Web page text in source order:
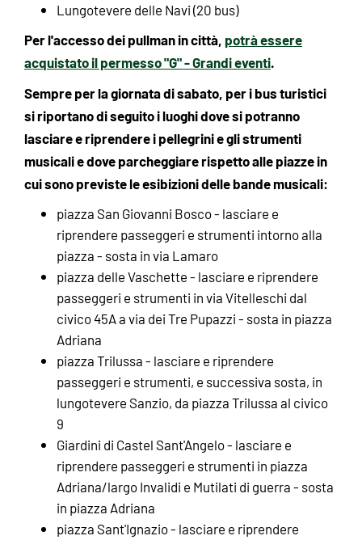
Lungotevere delle Navi (20 bus)
Per l'accesso dei pullman in città, potrà essere
acquistato il permesso "G" - Grandi eventi.
Sempre per la giornata di sabato, per i bus turistici
si riportano di seguito i luoghidove si potranno
lasciare e riprendere i pellegrini e gli strumenti
musicali e dove parcheggiare rispetto alle piazze in
cui sono previste le esibizioni delle bande musicali:
piazza San Giovanni Bosco - lasciare e
riprendere passeggeri e strumenti intorno alla
piazza - sosta in via Lamaro
piazza delle Vaschette - lasciare e riprendere
passeggeri e strumenti in via Vitelleschi dal
civico 45A a via dei Tre Pupazzi - sosta in piazza
Adriana
piazza Trilussa - lasciare e riprendere
passeggeri e strumenti, e successiva sosta, in
lungotevere Sanzio, da piazza Trilussa al civico
9
Giardini di Castel Sant'Angelo - lasciare e
riprendere passeggeri e strumenti in piazza
Adriana/largo Invalidi e Mutilati di guerra - sosta
in piazza Adriana
piazza Sant'Ignazio - lasciare e riprendere